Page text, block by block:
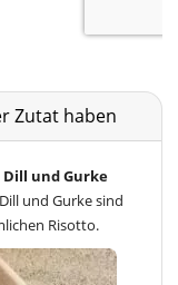
Zutat haben
und Gurke
und Gurke sind
Risotto.